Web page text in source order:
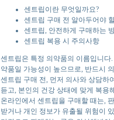
센트립이란 무엇일까요?
센트립 구매 전 알아두어야
센트립, 안전하게 구매하는
센트립 복용 시 주의사항
센트립은 특정 의약품의 이름입니
약품일 가능성이 높으므로, 반드시
센트립 구매 전, 먼저 의사와 상담하
듣고, 본인의 건강 상태에 맞게 복용
온라인에서 센트립을 구매할 때는,
받거나 개인 정보가 유출될 위험이